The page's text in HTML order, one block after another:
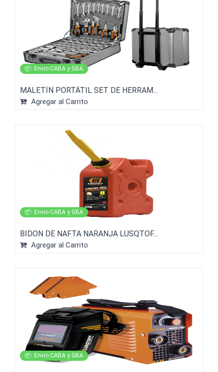
📦 Envio CABA y GBA
MALETÍN PORTÁTIL SET DE HERRAM...
Agregar al Carrito
📦 Envio CABA y GBA
BIDON DE NAFTA NARANJA LUSQTOF...
Agregar al Carrito
📦 Envio CABA y GBA